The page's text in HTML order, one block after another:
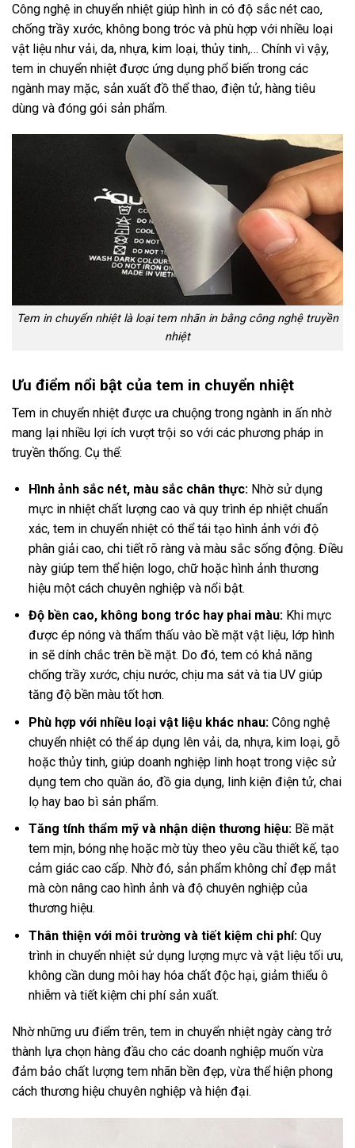
Công nghệ in chuyển nhiệt giúp hình in có độ sắc nét cao,
chống trầy xước, không bong tróc và phù hợp với nhiều loại
vật liệu như vải, da, nhựa, kim loại, thủy tinh,… Chính vì vậy,
tem in chuyển nhiệt được ứng dụng phổ biến trong các
ngành may mặc, sản xuất đồ thể thao, điện tử, hàng tiêu
dùng và đóng gói sản phẩm.
Tem in chuyển nhiệt là loại tem nhãn in bằng công nghệ truyền
nhiệt
Ưu điểm nổi bật của tem in chuyển nhiệt
Tem in chuyển nhiệt được ưa chuộng trong ngành in ấn nhờ
mang lại nhiều lợi ích vượt trội so với các phương pháp in
truyền thống. Cụ thể:
Hình ảnh sắc nét, màu sắc chân thực: Nhờ sử dụng
mực in nhiệt chất lượng cao và quy trình ép nhiệt chuẩn
xác, tem in chuyển nhiệt có thể tái tạo hình ảnh với độ
phân giải cao, chi tiết rõ ràng và màu sắc sống động. Điều
này giúp tem thể hiện logo, chữ hoặc hình ảnh thương
hiệu một cách chuyên nghiệp và nổi bật.
Độ bền cao, không bong tróc hay phai màu: Khi mực
được ép nóng và thẩm thấu vào bề mặt vật liệu, lớp hình
in sẽ dính chắc trên bề mặt. Do đó, tem có khả năng
chống trầy xước, chịu nước, chịu ma sát và tia UV giúp
tăng độ bền màu tốt hơn.
Phù hợp với nhiều loại vật liệu khác nhau:Công nghệ
chuyển nhiệt có thể áp dụng lên vải, da, nhựa, kim loại, gỗ
hoặc thủy tinh, giúp doanh nghiệp linh hoạt trong việc sử
dụng tem cho quần áo, đồ gia dụng, linh kiện điện tử, chai
lọ hay bao bì sản phẩm.
Tăng tính thẩm mỹ và nhận diện thương hiệu:Bề mặt
tem mịn, bóng nhẹ hoặc mờ tùy theo yêu cầu thiết kế, tạo
cảm giác cao cấp. Nhờ đó, sản phẩm không chỉ đẹp mắt
mà còn nâng cao hình ảnh và độ chuyên nghiệp của
thương hiệu.
Thân thiện với môi trường và tiết kiệm chi phí: Quy
trình in chuyển nhiệt sử dụng lượng mực và vật liệu tối ưu,
không cần dung môi hay hóa chất độc hại, giảm thiểu ô
nhiễm và tiết kiệm chi phí sản xuất.
Nhờ những ưu điểm trên, tem in chuyển nhiệt ngày càng trở
thành lựa chọn hàng đầu cho các doanh nghiệp muốn vừa
đảm bảo chất lượng tem nhãn bền đẹp, vừa thể hiện phong
cách thương hiệu chuyên nghiệp và hiện đại.